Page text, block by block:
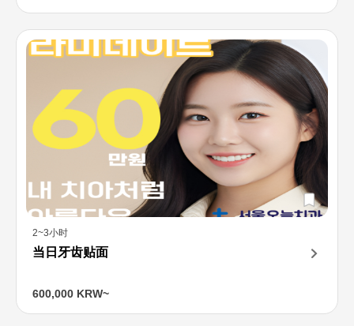
2~3小时
当日牙齿贴面
600,000 KRW~